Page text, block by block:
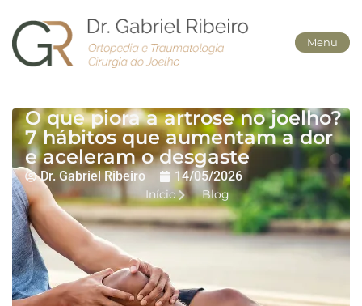
Menu
O que piora a artrose no joelho?
7 hábitos que aumentam a dor
e aceleram o desgaste
Dr. Gabriel Ribeiro 14/05/2026
Início Blog